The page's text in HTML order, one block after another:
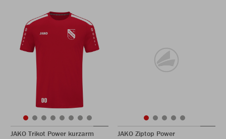
JAKO Trikot Power kurzarm
JAKO Ziptop Power